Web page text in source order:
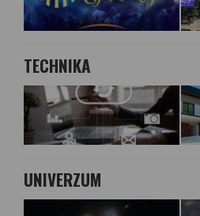
TECHNIKA
UNIVERZUM